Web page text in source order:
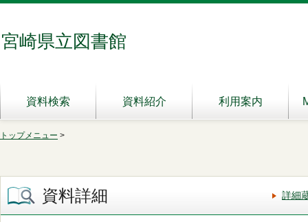
宮崎県立図書館
資料検索 資料紹介 利用案内
トップメニュー >
資料詳細 詳細